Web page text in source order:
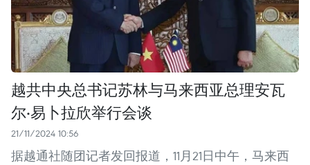
越共中央总书记苏林与马来西亚总理安瓦
尔·易卜拉欣举行会谈
21/11/2024 10:56
据越通社随团记者发回报道，11月21日中午，马来西